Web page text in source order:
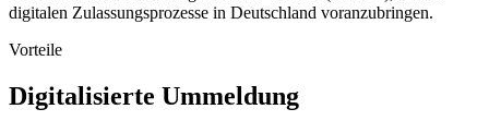
digitalen Zulassungsprozesse in Deutschland voranzubringen.
Vorteile
Digitalisierte Ummeldung